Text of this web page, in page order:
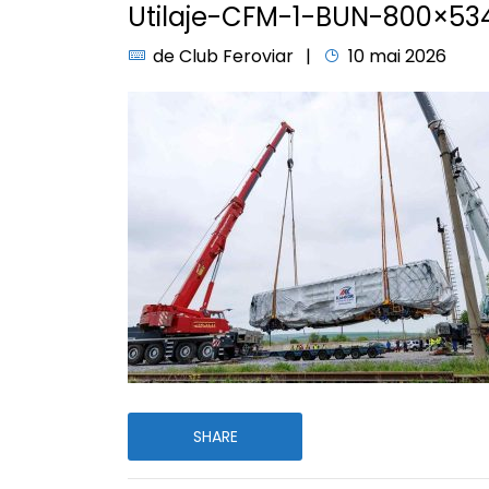
Utilaje-CFM-1-BUN-
deClub Feroviar 10 mai 2026
SHARE